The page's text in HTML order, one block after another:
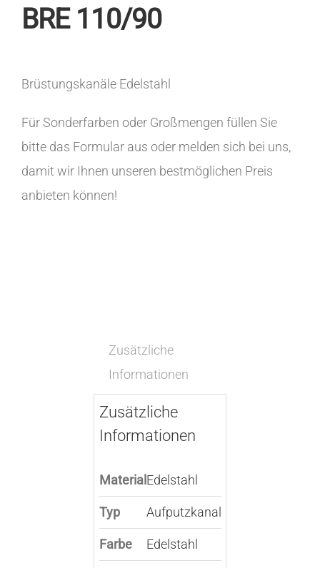
BRE 110/90
Brüstungskanäle Edelstahl
Für Sonderfarben oder Großmengen füllen Sie
bitte das Formular aus oder melden sich bei uns,
damit wir Ihnen unseren bestmöglichen Preis
anbieten können!
Zusätzliche
Informationen
Zusätzliche
Informationen
Material Edelstahl
Typ Aufputzkanal
Farbe Edelstahl